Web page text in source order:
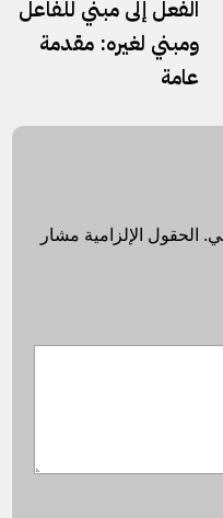
الفعل إلى مبني للفاعل
ومبني لغيره: مقدمة
عامة
الحقول الإلزامية مشار